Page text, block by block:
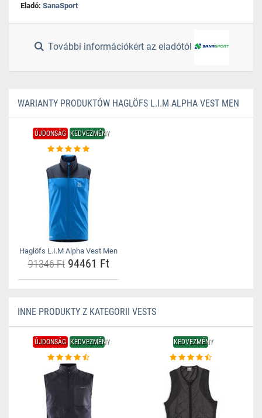
Eladó: SanaSport
További információkért az eladótól
WARIANTY PRODUKTÓW HAGLÖFS L.I.M ALPHA VEST MEN
ÚJDONSÁG KEDVEZMÉNY
Haglöfs L.I.M Alpha Vest Men
91346 Ft94461 Ft
INNE PRODUKTY Z KATEGORII VESTS
ÚJDONSÁG KEDVEZMÉNY KEDVEZMÉNY